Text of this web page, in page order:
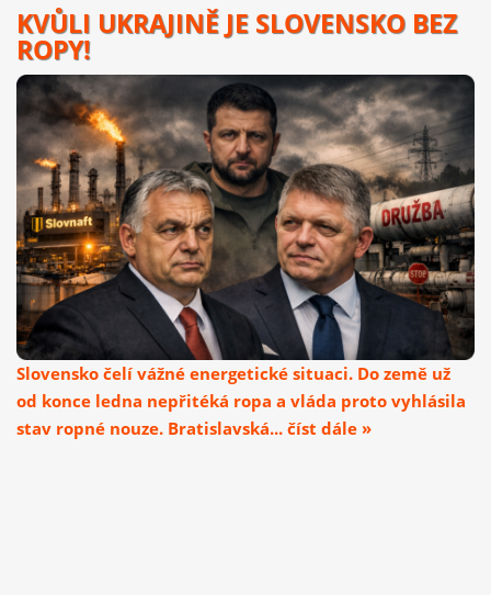
KVŮLI UKRAJINĚ JE SLOVENSKO BEZ
ROPY!
Slovensko čelí vážné energetické situaci. Do země už
od konce ledna nepřitéká ropa a vláda proto vyhlásila
stav ropné nouze. Bratislavská... číst dále »